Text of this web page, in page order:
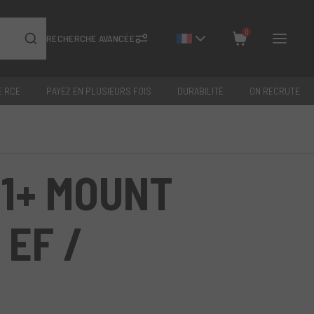
RECHERCHE AVANCÉE
0
Fermer
RCE PAYEZ EN PLUSIEURS FOIS DURABILITÉ ON RECRUTE
MOUNT
EF /